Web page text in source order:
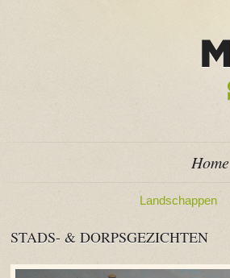
Home
Landschappen
STADS- & DORPSGEZICHTEN